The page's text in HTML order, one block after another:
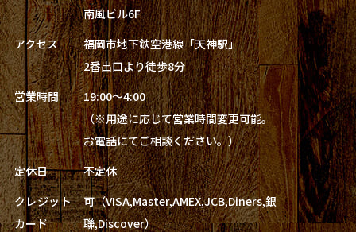
南風ビル6F
アクセス
福岡市地下鉄空港線「天神駅」
2番出口より徒歩8分
営業時間
19:00～4:00
（※用途に応じて営業時間変更可能。
お電話にてご相談ください。）
定休日
不定休
クレジット
カード
可（VISA,Master,AMEX,JCB,Diners,銀
聯,Discover）